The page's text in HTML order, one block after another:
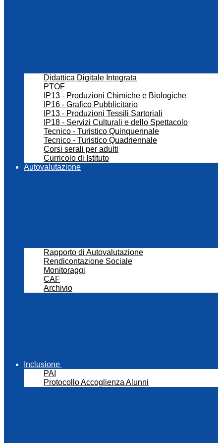
Didattica Digitale Integrata
PTOF
IP13 - Produzioni Chimiche e Biologiche
IP16 - Grafico Pubblicitario
IP13 - Produzioni Tessili Sartoriali
IP18 - Servizi Culturali e dello Spettacolo
Tecnico - Turistico Quinquennale
Tecnico - Turistico Quadriennale
Corsi serali per adulti
Curricolo di Istituto
Autovalutazione
Rapporto di Autovalutazione
Rendicontazione Sociale
Monitoraggi
CAF
Archivio
Inclusione
PAI
Protocollo Accoglienza Alunni